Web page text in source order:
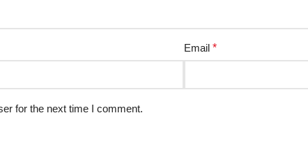
Email *
for the next time I comment.